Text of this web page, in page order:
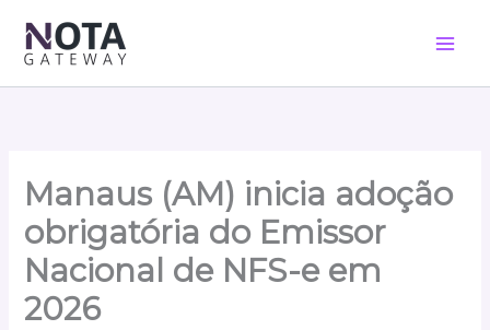
para
conteúdo
Manaus (AM) inicia adoção
obrigatória do Emissor
Nacional de NFS-e em
2026